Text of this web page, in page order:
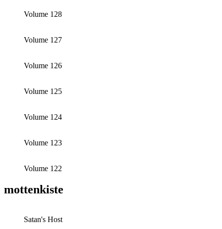
Volume 128
Volume 127
Volume 126
Volume 125
Volume 124
Volume 123
Volume 122
mottenkiste
Satan's Host